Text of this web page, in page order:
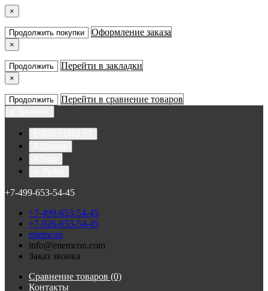
×
Продолжить покупки Оформление заказа
×
Продолжить Перейти в закладки
×
Продолжить Перейти в сравнение товаров
+7-499-653-54-45
+7-499-653-54-45
+7-926-653-54-45
enemcon
info@enemcon.com
Заказ звонка
Сравнение товаров (0)
Контакты